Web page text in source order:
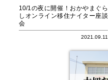
10/1の夜に開催！おかやまぐら
しオンライン移住ナイター座談
会
2021.09.11